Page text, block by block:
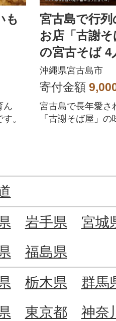
も
ん
。
宮古島で行
お店「古謝
の宮古そば 4
ト
沖縄県宮古島市
寄付金額
宮古島で長年愛さ
「古謝そば屋」
岩手県
宮城
福島県
栃木県
群馬
東京都 神奈